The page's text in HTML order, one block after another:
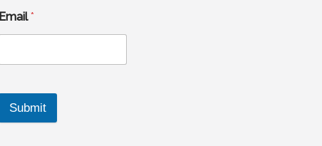
Email*
Submit